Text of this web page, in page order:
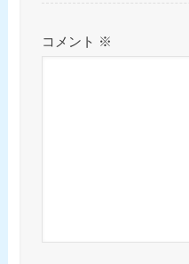
コメント ※